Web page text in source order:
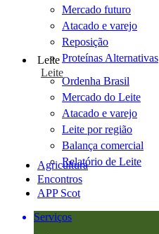
Mercado futuro
Atacado e varejo
Reposição
Proteínas Alternativas
Leite
Leite
Ordenha Brasil
Mercado do Leite
Atacado e varejo
Leite por região
Balança comercial
Relatório de Leite
Agricultura
Encontros
APP Scot
Serviços